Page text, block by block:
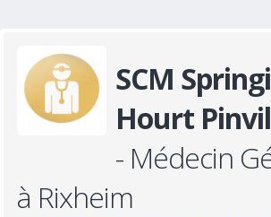
SCM
Hourt
- Médecin
à Rixheim